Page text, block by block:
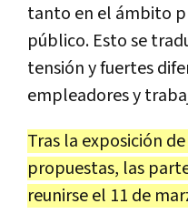
tanto en el ámbito
público. Esto se
tensión y fuertes
empleadores y
Tras la exposición
propuestas, las
reunirse el 11 de